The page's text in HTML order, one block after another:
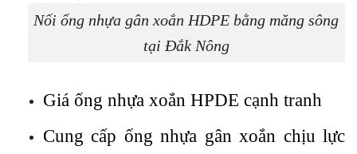
Nối ống nhựa gân xoắn HDPE bằng măng sông
tại Đắk Nông
Giá ống nhựa xoắn HPDE cạnh tranh
Cung cấp ống nhựa gân xoắn chịu lực